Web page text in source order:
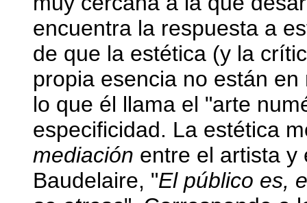
encuentra la respuesta a
de que la estética (y la
propia esencia no están
lo que él llama el "arte
especificidad. La estética
mediación entre el artista y
Baudelaire, "El público es,